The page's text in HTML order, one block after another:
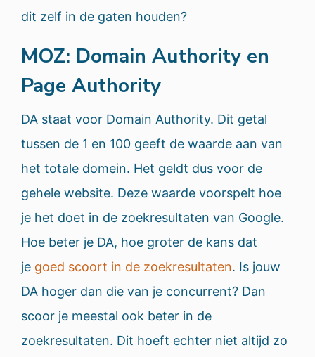
dit zelf in de gaten houden?
MOZ: Domain Authority en
Page Authority
DA staat voor Domain Authority. Dit getal
tussen de 1 en 100 geeft de waarde aan van
het totale domein. Het geldt dus voor de
gehele website. Deze waarde voorspelt hoe
je het doet in de zoekresultaten van Google.
Hoe beter je DA, hoe groter de kans dat
je goed scoort in de zoekresultaten. Is jouw
DA hoger dan die van je concurrent? Dan
scoor je meestal ook beter in de
zoekresultaten. Dit hoeft echter niet altijd zo